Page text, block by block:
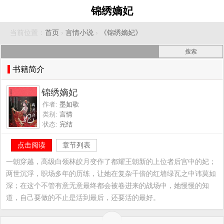
锦绣嫡妃
当前位置： 首页 › 言情小说 › 《锦绣嫡妃》
书籍简介
锦绣嫡妃
作者: 墨如歌
类别: 言情
状态: 完结
点击阅读 章节列表
一朝穿越，高级白领林皎月变作了都耀王朝新的上位者后宫中的妃；
两世沉浮，职场多年的历练，让她在复杂千倍的红墙绿瓦之中讳莫如
深；在这个不管有意无意最终都会被卷进来的战场中，她慢慢的知
道，自己要做的不止是活到最后，还要活的最好。